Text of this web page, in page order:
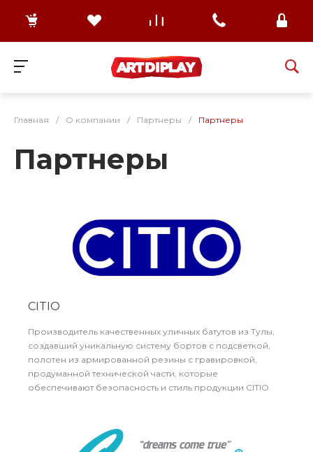
Главная / О компании / Партнеры / Партнеры
Партнеры
CITIO
Производитель качественных уличных батутов из Тулы,
создавший уникальную систему бортов с подсветкой,
полотен из армированной резины с гравировкой,
продуманной технической части, которые
обеспечивают безопасность и стиль продукции CITIO.